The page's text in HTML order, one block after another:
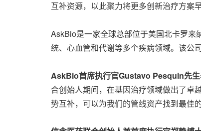
互补资源，以此聚力将更多创新治疗方案
AskBio是一家全球总部位于美国北卡罗来
统、心血管和代谢等多个疾病领域。该公
AskBio首席执行官Gustavo Pesquin先生
合创始人期间，在基因治疗领域做出了卓
势互补，可以为我们的管线资产找到最佳